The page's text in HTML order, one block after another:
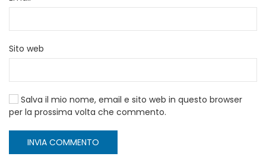
Sito web
Salva il mio nome, email e sito web in questo browser
per la prossima volta che commento.
INVIA COMMENTO